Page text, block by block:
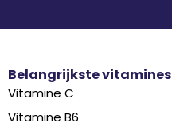
Belangrijkste vitamines
Vitamine C
Vitamine B6